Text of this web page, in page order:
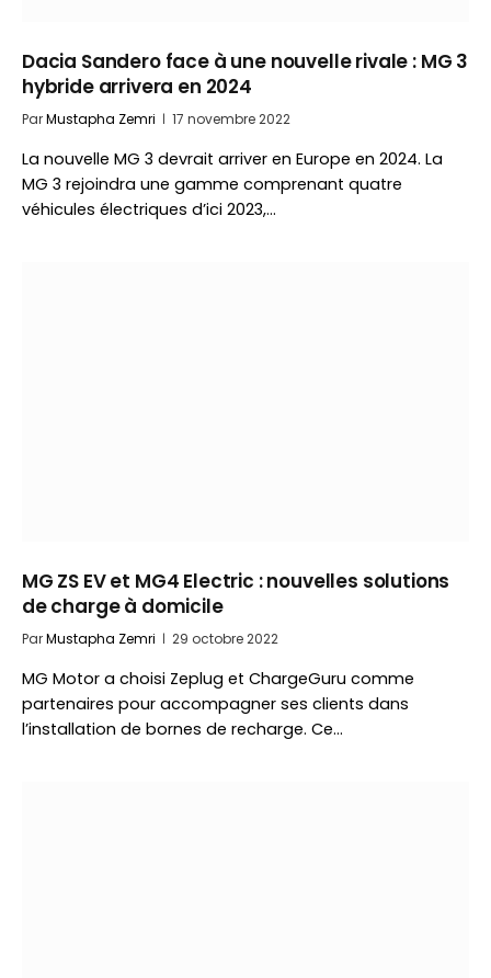
Dacia Sandero face à une nouvelle rivale : MG 3
hybride arrivera en 2024
ParMustapha Zemri 17 novembre 2022
La nouvelle MG 3 devrait arriver en Europe en 2024. La
MG 3 rejoindra une gamme comprenant quatre
véhicules électriques d’ici 2023,…
MG ZS EV et MG4 Electric : nouvelles solutions
de charge à domicile
ParMustapha Zemri 29 octobre 2022
MG Motor a choisi Zeplug et ChargeGuru comme
partenaires pour accompagner ses clients dans
l’installation de bornes de recharge. Ce…